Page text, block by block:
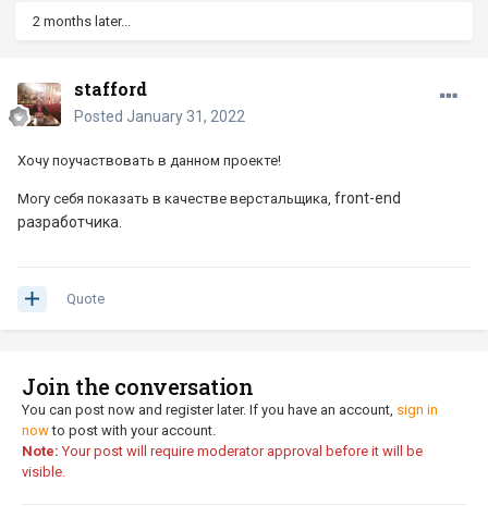
2 months later...
stafford
Posted January 31, 2022
Хочу поучаствовать в данном проекте!
Могу себя показать в качестве верстальщика, front-end
разработчика.
Quote
Join the conversation
You can post now and register later. If you have an account, sign in
nowto post with your account.
Note: Your post will require moderator approval before it will be
visible.